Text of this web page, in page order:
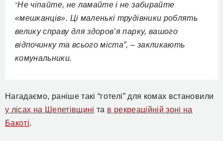
“Не чіпайте, не ламайте і не забирайте
«мешканців». Ці маленькі трудівники роблять
велику справу для здоров’я парку, вашого
відпочинку та всього міста”, – закликають
комунальники.
Нагадаємо, раніше такі “готелі” для комах встановили
у лісах на Шепетівщині та в рекреаційній зоні на
Бакоті.